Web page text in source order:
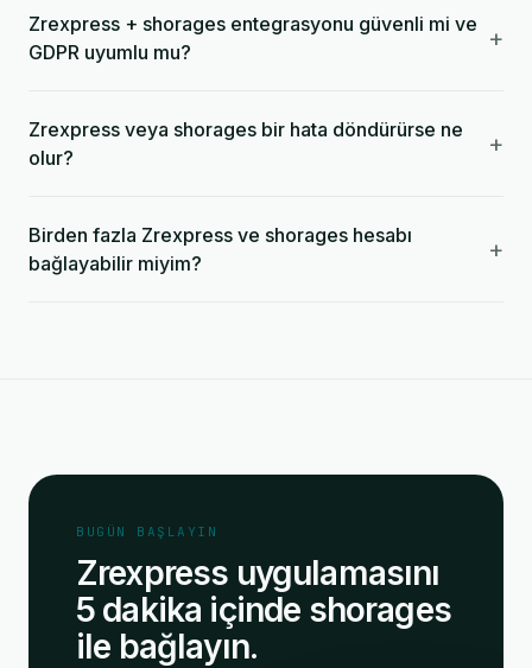
Zrexpress + shorages entegrasyonu güvenli mi ve
GDPR uyumlu mu?
+
Zrexpress veya shorages bir hata döndürürse ne
olur?
+
Birden fazla Zrexpress ve shorages hesabı
bağlayabilir miyim?
+
BUGÜN BAŞLAYIN
Zrexpress uygulamasını
5 dakika içinde shorages
ile bağlayın.